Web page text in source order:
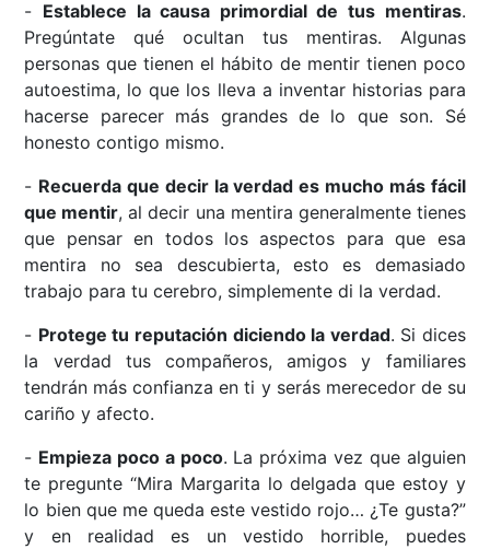
- Establece la causa primordial de tus mentiras.
Pregúntate qué ocultan tus mentiras. Algunas
personas que tienen el hábito de mentir tienen poco
autoestima, lo que los lleva a inventar historias para
hacerse parecer más grandes de lo que son. Sé
honesto contigo mismo.
- Recuerda que decir la verdad es mucho más fácil
que mentir, al decir una mentira generalmente tienes
que pensar en todos los aspectos para que esa
mentira no sea descubierta, esto es demasiado
trabajo para tu cerebro, simplemente di la verdad.
- Protege tu reputación diciendo la verdad. Si dices
la verdad tus compañeros, amigos y familiares
tendrán más confianza en ti y serás merecedor de su
cariño y afecto.
- Empieza poco a poco. La próxima vez que alguien
te pregunte “Mira Margarita lo delgada que estoy y
lo bien que me queda este vestido rojo… ¿Te gusta?”
y en realidad es un vestido horrible, puedes